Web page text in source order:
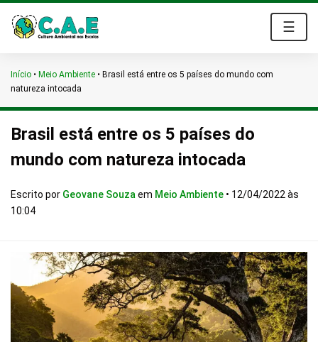
☰
Início • Meio Ambiente • Brasil está entre os 5 países do mundo com
natureza intocada
Brasil está entre os 5 países do
mundo com natureza intocada
Escrito por Geovane Souza em Meio Ambiente • 12/04/2022 às
10:04